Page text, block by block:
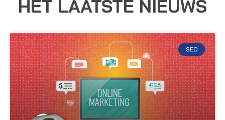
HET LAATSTE NIEUWS
SEO